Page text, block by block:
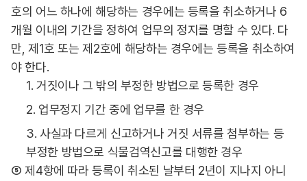
호의 어느 하나에 해당하는 경우에는 등록을 취소하거나 6
개월 이내의 기간을 정하여 업무의 정지를 명할 수 있다. 다
만, 제1호 또는 제2호에 해당하는 경우에는 등록을 취소하여
야 한다.
1. 거짓이나 그 밖의 부정한 방법으로 등록한 경우
2. 업무정지 기간 중에 업무를 한 경우
3. 사실과 다르게 신고하거나 거짓 서류를 첨부하는 등
부정한 방법으로 식물검역신고를 대행한 경우
⑤ 제4항에 따라 등록이 취소된 날부터 2년이 지나지 아니